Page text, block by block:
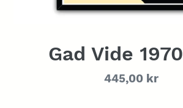
Gad Vide
Normalpris
445,00 kr